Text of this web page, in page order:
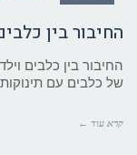
החיבור בין
החיבור בין כלבים
של כלבים עם
קרא עוד ←